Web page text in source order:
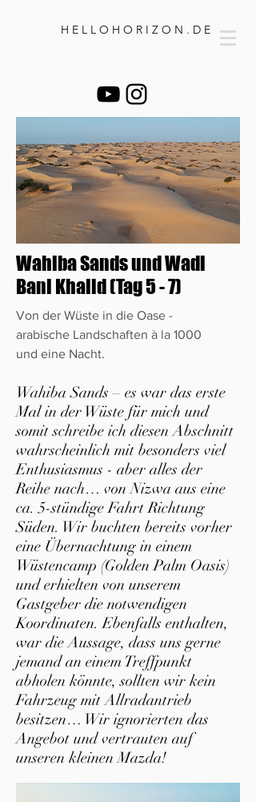
H E L L O H O R I Z O N . D E
Wahiba Sands und Wadi
Bani Khalid (Tag 5 - 7)
Von der Wüste in die Oase -
arabische Landschaften à la 1000
und eine Nacht.
Wahiba Sands – es war das erste
Mal in der Wüste für mich und
somit schreibe ich diesen Abschnitt
wahrscheinlich mit besonders viel
Enthusiasmus - aber alles der
Reihe nach… von Nizwa aus eine
ca. 5-stündige Fahrt Richtung
Süden. Wir buchten bereits vorher
eine Übernachtung in einem
Wüstencamp (Golden Palm Oasis)
und erhielten von unserem
Gastgeber die notwendigen
Koordinaten. Ebenfalls enthalten,
war die Aussage, dass uns gerne
jemand an einem Treffpunkt
abholen könnte, sollten wir kein
Fahrzeug mit Allradantrieb
besitzen… Wir ignorierten das
Angebot und vertrauten auf
unseren kleinen Mazda!